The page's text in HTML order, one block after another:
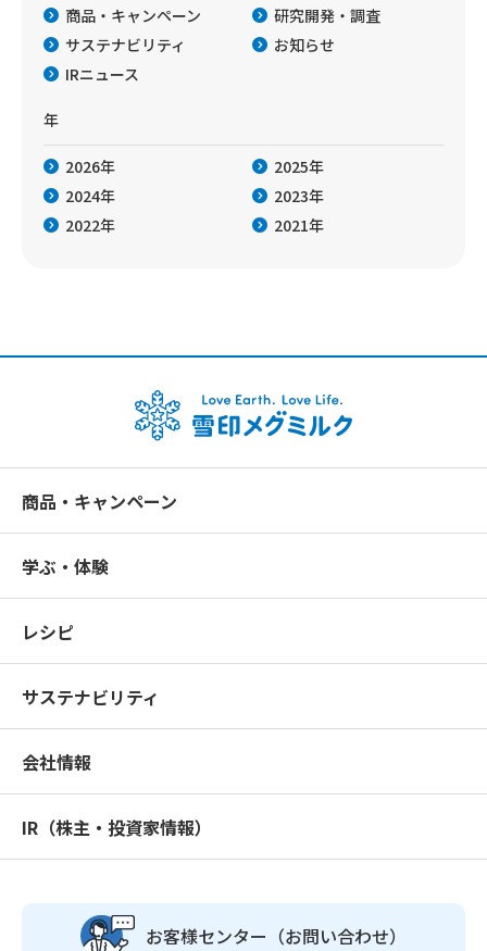
商品・キャンペーン
研究開発・調査
サステナビリティ
お知らせ
IRニュース
年
2026年
2025年
2024年
2023年
2022年
2021年
商品・キャンペーン
学ぶ・体験
レシピ
サステナビリティ
会社情報
IR（株主・投資家情報）
お客様センター （お問い合わせ）